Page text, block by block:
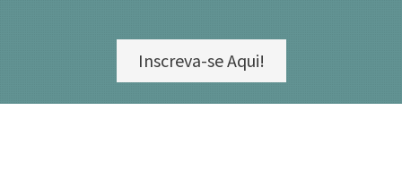
Inscreva-se Aqui!